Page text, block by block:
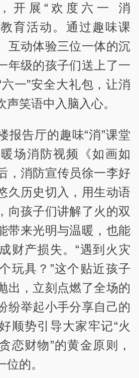
开展“欢度六一 消
教育活动。通过趣味课
互动体验三位一体的沉
年级的孩子们送上了一
一”安全大礼包，让消
声笑语中入脑入心。
报告厅的趣味“消”课堂
场消防视频《如画如
，消防宣传员徐一李好
久历史切入，用生动语
向孩子们讲解了火的双
来光明与温暖，也能
财产损失。“遇到火灾
玩具？”这个贴近孩子
出，立刻点燃了全场的
纷举起小手分享自己的
好顺势引导大家牢记“火
恋财物”的黄金原则，
的。